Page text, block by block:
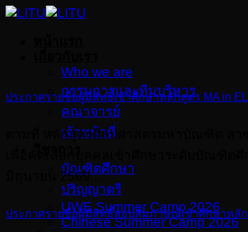
Skip
Who we are
กรรมการและทีมบริหาร
คณาจารย์
เจ้าหน้าที่
บัณฑิตศึกษา
ปริญญาตรี
UWE Summer Camp 2026
Chinese Summer Camp 2026
ประกาศรายชื่อผู้มีสิทธิ์เข้าศึกษาหลักสูตร MA in
ตามที่ หลักสูตรศิลปศาสตรมหาบัณฑิต สา
มิถุนายน 2569...
ประกาศรายชื่อผู้มีสิทธิ์สอบสัมภาษณ์เข้าศึกษาหลัก